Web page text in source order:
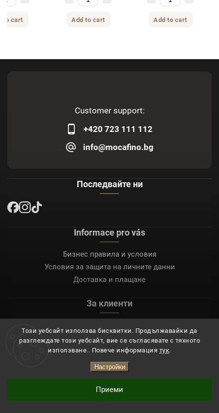
Този уебсайт използва бисквитки. Продължавайки да
разглеждате този уебсайт, вие се съгласявате с тяхното
използване.. Повече информация тук.
Настройки
Приеми
to cart Add to cart Add to cart
Customer support:
+420 723 111 112
info@mocafino.bg
Последвайте ни
Informace pro vás
Бизнес правила и условия
Условия за защита на личните данни
Доставка и плащане
За клиенти
Регистрация
Вход
Mocafino.bg. Всички права запазени.